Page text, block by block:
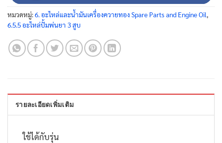
หมวดหมู่:6. อะไหล่และน้ำมันเครื่องควายทอง Spare Parts and Engine Oil,
6.5.5 อะไหล่ปั้มพ่นยา 3 สูบ
รายละเอียดเพิ่มเติม
ใช้ได้กับรุ่น